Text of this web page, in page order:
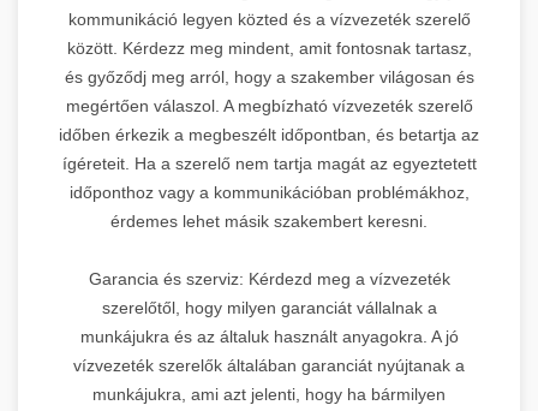
kommunikáció legyen közted és a vízvezeték szerelő
között. Kérdezz meg mindent, amit fontosnak tartasz,
és győződj meg arról, hogy a szakember világosan és
megértően válaszol. A megbízható vízvezeték szerelő
időben érkezik a megbeszélt időpontban, és betartja az
ígéreteit. Ha a szerelő nem tartja magát az egyeztetett
időponthoz vagy a kommunikációban problémákhoz,
érdemes lehet másik szakembert keresni.
Garancia és szerviz: Kérdezd meg a vízvezeték
szerelőtől, hogy milyen garanciát vállalnak a
munkájukra és az általuk használt anyagokra. A jó
vízvezeték szerelők általában garanciát nyújtanak a
munkájukra, ami azt jelenti, hogy ha bármilyen